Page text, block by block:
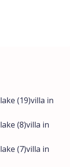
villa in
villa in
villa in